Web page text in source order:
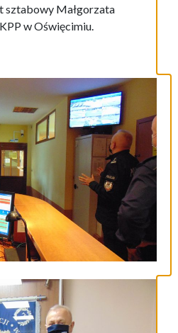
sztabowy Małgorzata
w Oświęcimiu.